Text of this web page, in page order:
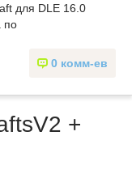
для DLE 16.0
по
0 комм-ев
+